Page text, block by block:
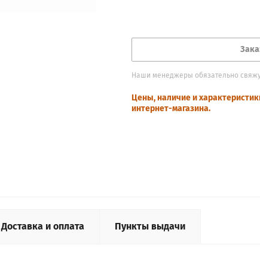
Наши менеджеры обязательно
Цены, наличие и
интернет-магазина.
Доставка и оплата Пункты выдачи